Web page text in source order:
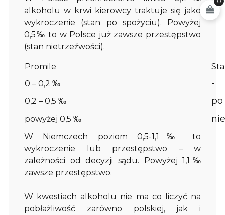
alkoholu w krwi kierowcy traktuje się jako
wykroczenie (stan po spożyciu). Powyżej
0,5‰ to w Polsce już zawsze przestępstwo
(stan nietrzeźwości).
Promile
0 – 0,2 ‰
-
0,2 – 0,5 ‰
powyżej 0,5 ‰
W Niemczech poziom 0,5-1,1‰ to
wykroczenie lub przestępstwo – w
zależności od decyzji sądu. Powyżej 1,1‰
zawsze przestępstwo.
W kwestiach alkoholu nie ma co liczyć na
pobłażliwość zarówno polskiej, jak i